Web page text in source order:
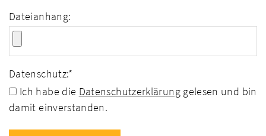
Dateianhang:
Datenschutz:*
Ich habe die Datenschutzerklärunggelesen und bin
damit einverstanden.